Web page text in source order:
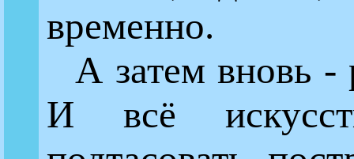
временно.
А затем вновь -
И всё